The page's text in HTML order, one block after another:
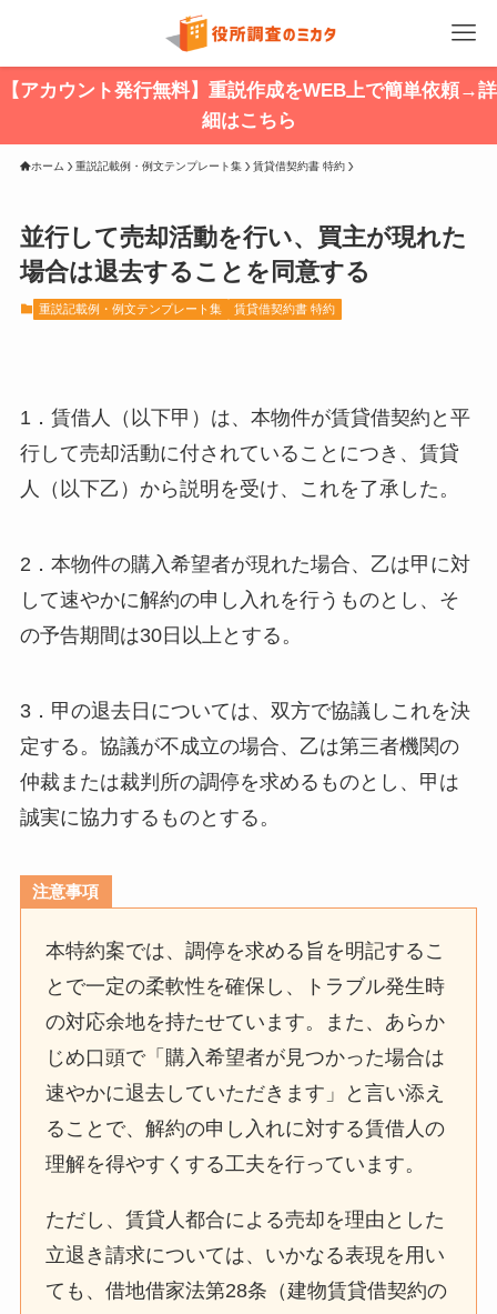
【アカウント発行無料】重説作成をWEB上で簡単依頼→詳
細はこちら
ホーム 重説記載例・例文テンプレート集 賃貸借契約書 特約
並行して売却活動を行い、買主が現れた
場合は退去することを同意する
重説記載例・例文テンプレート集 賃貸借契約書 特約
1．賃借人（以下甲）は、本物件が賃貸借契約と平
行して売却活動に付されていることにつき、賃貸
人（以下乙）から説明を受け、これを了承した。
2．本物件の購入希望者が現れた場合、乙は甲に対
して速やかに解約の申し入れを行うものとし、そ
の予告期間は30日以上とする。
3．甲の退去日については、双方で協議しこれを決
定する。協議が不成立の場合、乙は第三者機関の
仲裁または裁判所の調停を求めるものとし、甲は
誠実に協力するものとする。
注意事項
本特約案では、調停を求める旨を明記するこ
とで一定の柔軟性を確保し、トラブル発生時
の対応余地を持たせています。また、あらか
じめ口頭で「購入希望者が見つかった場合は
速やかに退去していただきます」と言い添え
ることで、解約の申し入れに対する賃借人の
理解を得やすくする工夫を行っています。
ただし、賃貸人都合による売却を理由とした
立退き請求については、いかなる表現を用い
ても、借地借家法第28条（建物賃貸借契約の